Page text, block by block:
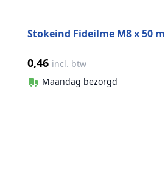
Stokeind Fideilme M8 x 50
0,46 incl. btw
Maandag bezorgd